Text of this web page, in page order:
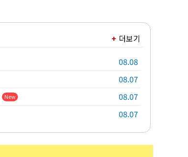
더보기
08.08
08.07
New 08.07
08.07